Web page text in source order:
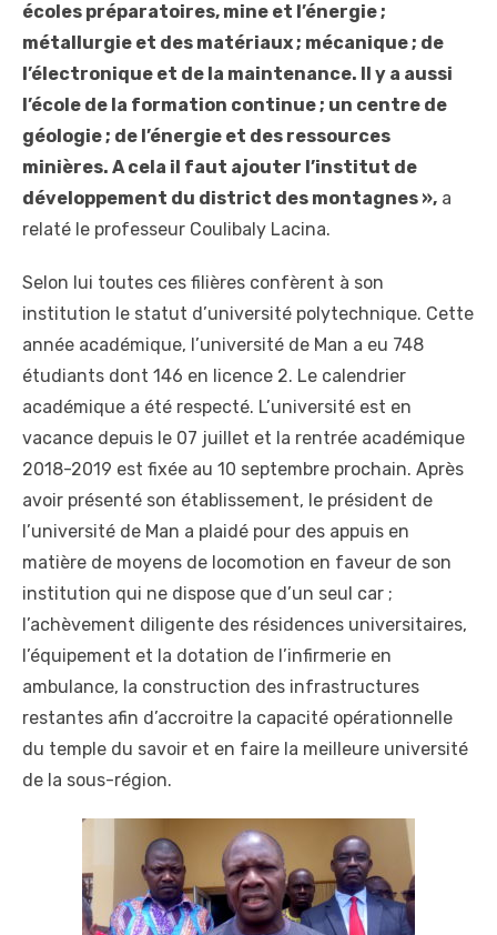
écoles préparatoires, mine et l’énergie ;
métallurgie et des matériaux ; mécanique ; de
l’électronique et de la maintenance. Il y a aussi
l’école de la formation continue ; un centre de
géologie ; de l’énergie et des ressources
minières. A cela il faut ajouter l’institut de
développement du district des montagnes », a
relaté le professeur Coulibaly Lacina.
Selon lui toutes ces filières confèrent à son
institution le statut d’université polytechnique. Cette
année académique, l’université de Man a eu 748
étudiants dont 146 en licence 2. Le calendrier
académique a été respecté. L’université est en
vacance depuis le 07 juillet et la rentrée académique
2018-2019 est fixée au 10 septembre prochain. Après
avoir présenté son établissement, le président de
l’université de Man a plaidé pour des appuis en
matière de moyens de locomotion en faveur de son
institution qui ne dispose que d’un seul car ;
l’achèvement diligente des résidences universitaires,
l’équipement et la dotation de l’infirmerie en
ambulance, la construction des infrastructures
restantes afin d’accroitre la capacité opérationnelle
du temple du savoir et en faire la meilleure université
de la sous-région.